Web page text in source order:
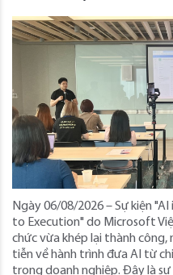
Ngày 06/08/2026 – Sự kiện
to Execution" do Microsoft
chức vừa khép lại thành
tiễn về hành trình đưa AI từ
trong doanh nghiệp. Đây là